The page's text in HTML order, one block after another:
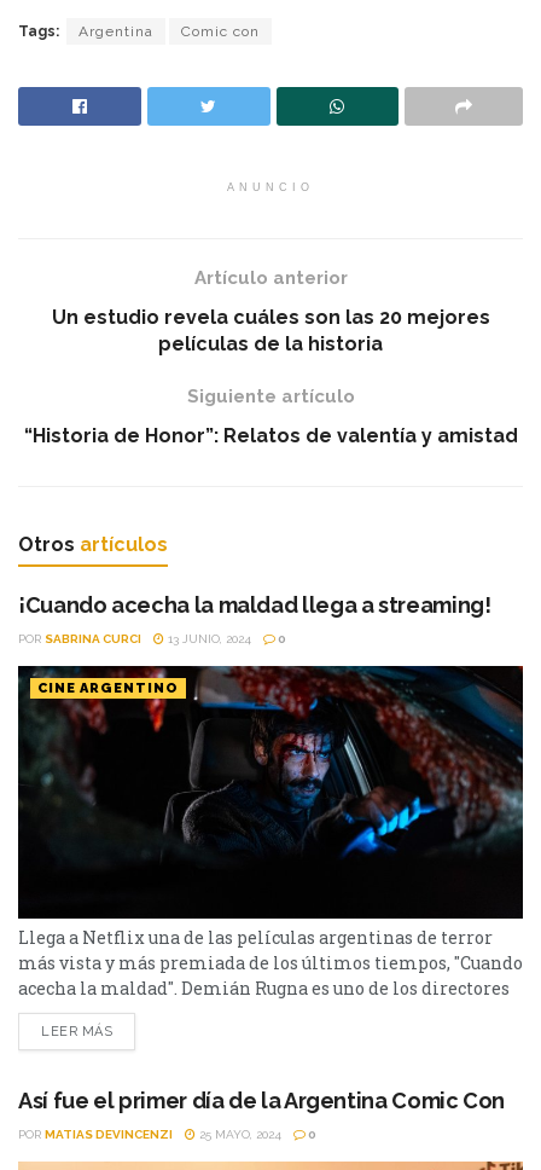
Tags: Argentina Comic con
ANUNCIO
Artículo anterior
Un estudio revela cuáles son las 20 mejores
películas de la historia
Siguiente artículo
“Historia de Honor”: Relatos de valentía y amistad
Otros artículos
¡Cuando acecha la maldad llega a streaming!
POR SABRINA CURCI 13 JUNIO, 2024 0
CINE ARGENTINO
Llega a Netflix una de las películas argentinas de terror
más vista y más premiada de los últimos tiempos, "Cuando
acecha la maldad". Demián Rugna es uno de los directores
argentinos más reconocidos y elogiados en el género del
terror del país, Sus películas anteriores, “Aterrados” y
ninguno similar al que tuvo su última...
LEER MÁS
Así fue el primer día de la Argentina Comic Con
POR MATIAS DEVINCENZI 25 MAYO, 2024 0